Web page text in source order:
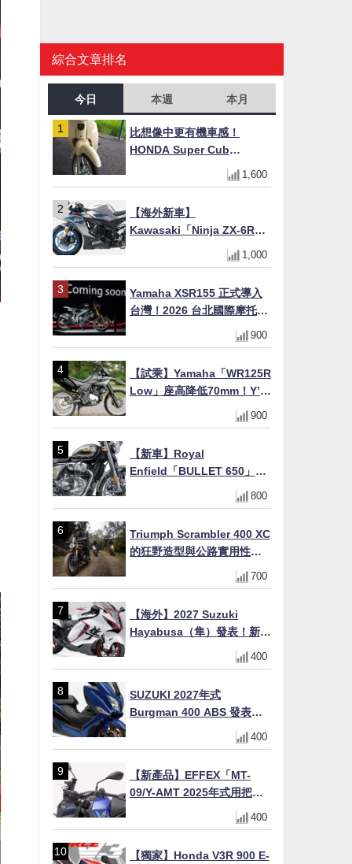
綜合文章排名
今日 本週 本月
比想像中更有機車感！
HONDA Super Cub
110【Webike愛車精選】
1,600
【海外新車】
Kawasaki「Ninja ZX-6R」
2027年式北美發表！636cc
四缸×銀河銀/暮光藍新色
美元起
1,000
Yamaha XSR155 正式導入
台灣！2026 台北國際摩托車
展亮相，70 週年紀念版
YZF-R 系列限量追加販售
900
【試乘】Yamaha「WR125R
Low」座高降低70mm！Y’s
Gear低座高座墊×低座高連桿
×腳踏著地感大幅改善，越野
900
【新車】Royal
Enfield「BULLET 650」8
月27日日本發售（98萬日圓
～）！648cc空冷並列雙缸×
色
800
Triumph Scrambler 400 XC
的狂野造型與公路實用性的
700
【海外】2027 Suzuki
Hayabusa（隼）發表！新增
Special Edition 特仕版，全
新珍珠白塗裝與專屬配備登
400
SUZUKI 2027年式
Burgman 400 ABS 發表！
8/18日本上市、支援E10汽油
售價98萬100日圓
400
【新產品】EFFEX「MT-
09/Y-AMT 2025年式用把手
Easy Fit Bar Plus」！高
7mm後移16mm直上×三色×
400
【獨家】Honda V3R 900 E-